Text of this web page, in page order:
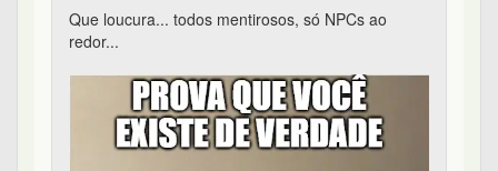
Que loucura... todos mentirosos, só NPCs ao
redor...